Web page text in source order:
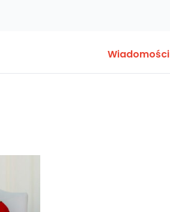
Wiadomości